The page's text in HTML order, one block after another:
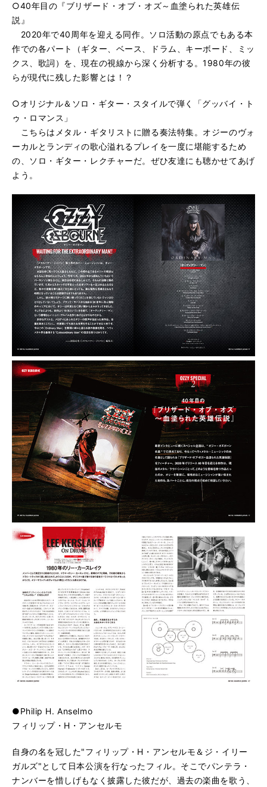
○40年目の『ブリザード・オブ・オズ～血塗られた英雄伝
説』
2020年で40周年を迎える同作。ソロ活動の原点でもある本
作での各パート（ギター、ベース、ドラム、キーボード、ミッ
クス、歌詞）を、現在の視線から深く分析する。1980年の彼
らが現代に残した影響とは！？
○オリジナル＆ソロ・ギター・スタイルで弾く「グッバイ・ト
ゥ・ロマンス」
こちらはメタル・ギタリストに贈る奏法特集。オジーのヴォ
ーカルとランディの歌心溢れるプレイを一度に堪能するため
の、ソロ・ギター・レクチャーだ。ぜひ友達にも聴かせてあげ
よう。
●Philip H. Anselmo
フィリップ・H・アンセルモ
自身の名を冠した"フィリップ・H・アンセルモ＆ジ・イリー
ガルズ"として日本公演を行なったフィル。そこでパンテラ・
ナンバーを惜しげもなく披露した彼だが、過去の楽曲を歌う、